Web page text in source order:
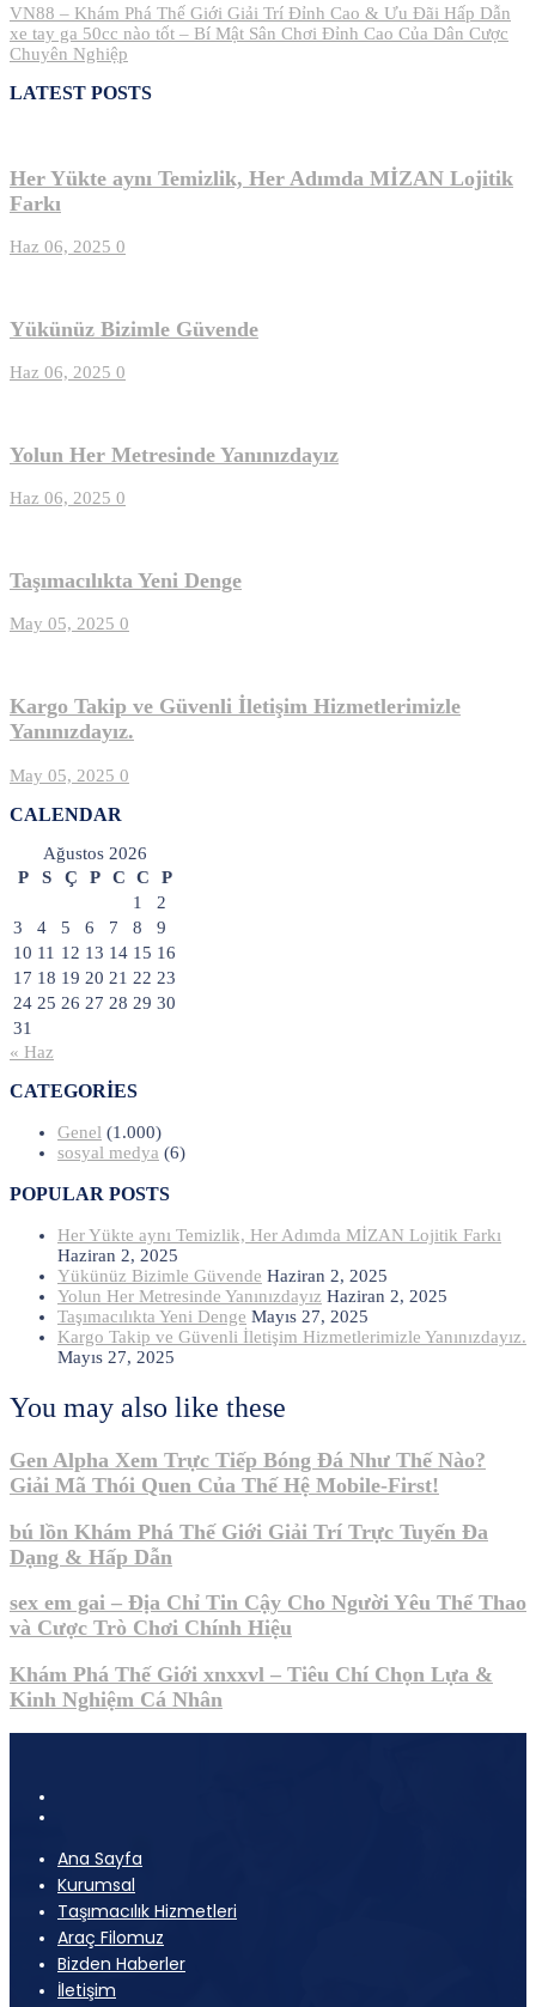
Yazı
gezinmesi
VN88 – Khám Phá Thế Giới Giải Trí Đỉnh Cao & Ưu Đãi Hấp Dẫn
xe tay ga 50cc nào tốt – Bí Mật Sân Chơi Đỉnh Cao Của Dân Cược
Chuyên Nghiệp
LATEST POSTS
Her Yükte aynı Temizlik, Her Adımda MİZAN Lojitik
Farkı
Haz 06, 2025 0
Yükünüz Bizimle Güvende
Haz 06, 2025 0
Yolun Her Metresinde Yanınızdayız
Haz 06, 2025 0
Taşımacılıkta Yeni Denge
May 05, 2025 0
Kargo Takip ve Güvenli İletişim Hizmetlerimizle
Yanınızdayız.
May 05, 2025 0
CALENDAR
Ağustos 2026
P
S Ç P C C
P
1
2
3
4 5 6 7 8
9
10 11 12 13 14 15 16
17 18 19 20 21 22 23
24 25 26 27 28 29 30
31
« Haz
CATEGORIES
Genel (1.000)
sosyal medya (6)
POPULAR POSTS
Her Yükte aynı Temizlik, Her Adımda MİZAN Lojitik Farkı
Haziran 2, 2025
Yükünüz Bizimle Güvende Haziran 2, 2025
Yolun Her Metresinde Yanınızdayız Haziran 2, 2025
Taşımacılıkta Yeni Denge Mayıs 27, 2025
Kargo Takip ve Güvenli İletişim Hizmetlerimizle Yanınızdayız.
Mayıs 27, 2025
You may also like these
Gen Alpha Xem Trực Tiếp Bóng Đá Như Thế Nào?
Giải Mã Thói Quen Của Thế Hệ Mobile-First!
bú lồn Khám Phá Thế Giới Giải Trí Trực Tuyến Đa
Dạng & Hấp Dẫn
sex em gai – Địa Chỉ Tin Cậy Cho Người Yêu Thể Thao
và Cược Trò Chơi Chính Hiệu
Khám Phá Thế Giới xnxxvl – Tiêu Chí Chọn Lựa &
Kinh Nghiệm Cá Nhân
Ana Sayfa
Kurumsal
Taşımacılık Hizmetleri
Araç Filomuz
Bizden Haberler
İletişim